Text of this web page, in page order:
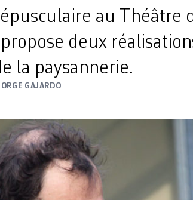
au Théâtre
deux
la paysannerie.
GAJARDO